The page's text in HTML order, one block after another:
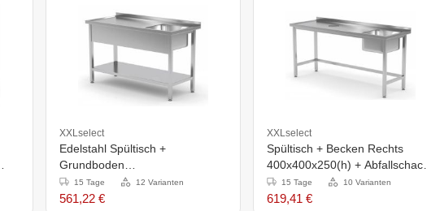
XXLselect
Edelstahl Spültisch +
Grundboden
800x700x(H)885mm
15 Tage 12 Varianten
561,22 €
XXLselect
Spültisch + Becken Rechts
400x400x250(h) + Abfallschacht
1000x600x(H)885mm
15 Tage 10 Varianten
619,41 €